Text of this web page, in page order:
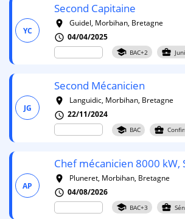
YC
Second Capitaine
room
Guidel, Morbihan, Bretagne
schedule 04/04/2025
school BAC+2 business_center
JG
Second Mécanicien
room
Languidic, Morbihan, Bretagne
schedule 22/11/2024
school BAC business_center
AP
Chef mécanicien 8000 kW,
room
Pluneret, Morbihan, Bretagne
schedule 04/08/2026
school BAC+3 business_center